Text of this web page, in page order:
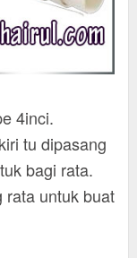
4inci.
tu dipasang
bagi rata.
rata untuk buat